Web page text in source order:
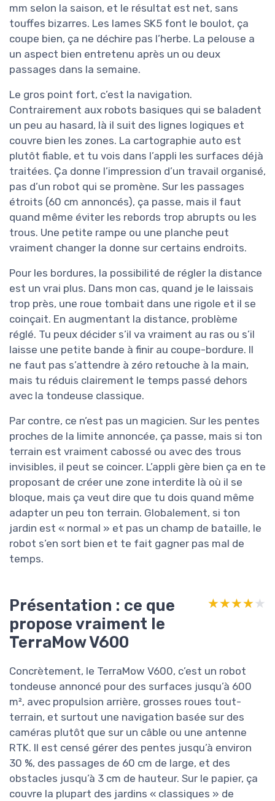
mm selon la saison, et le résultat est net, sans
touffes bizarres. Les lames SK5 font le boulot, ça
coupe bien, ça ne déchire pas l’herbe. La pelouse a
un aspect bien entretenu après un ou deux
passages dans la semaine.
Le gros point fort, c’est la navigation.
Contrairement aux robots basiques qui se baladent
un peu au hasard, là il suit des lignes logiques et
couvre bien les zones. La cartographie auto est
plutôt fiable, et tu vois dans l’appli les surfaces déjà
traitées. Ça donne l’impression d’un travail organisé,
pas d’un robot qui se promène. Sur les passages
étroits (60 cm annoncés), ça passe, mais il faut
quand même éviter les rebords trop abrupts ou les
trous. Une petite rampe ou une planche peut
vraiment changer la donne sur certains endroits.
Pour les bordures, la possibilité de régler la distance
est un vrai plus. Dans mon cas, quand je le laissais
trop près, une roue tombait dans une rigole et il se
coinçait. En augmentant la distance, problème
réglé. Tu peux décider s’il va vraiment au ras ou s’il
laisse une petite bande à finir au coupe-bordure. Il
ne faut pas s’attendre à zéro retouche à la main,
mais tu réduis clairement le temps passé dehors
avec la tondeuse classique.
Par contre, ce n’est pas un magicien. Sur les pentes
proches de la limite annoncée, ça passe, mais si ton
terrain est vraiment cabossé ou avec des trous
invisibles, il peut se coincer. L’appli gère bien ça en te
proposant de créer une zone interdite là où il se
bloque, mais ça veut dire que tu dois quand même
adapter un peu ton terrain. Globalement, si ton
jardin est « normal » et pas un champ de bataille, le
robot s’en sort bien et te fait gagner pas mal de
temps.
Présentation : ce que
propose vraiment le
TerraMow V600
★★★★★
★★★★★
Concrètement, le TerraMow V600, c’est un robot
tondeuse annoncé pour des surfaces jusqu’à 600
m², avec propulsion arrière, grosses roues tout-
terrain, et surtout une navigation basée sur des
caméras plutôt que sur un câble ou une antenne
RTK. Il est censé gérer des pentes jusqu’à environ
30 %, des passages de 60 cm de large, et des
obstacles jusqu’à 3 cm de hauteur. Sur le papier, ça
couvre la plupart des jardins « classiques » de